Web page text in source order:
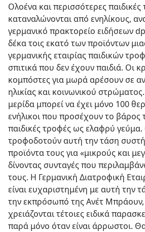
Ολοένα και περισσότερες παιδικές
καταναλώνονται από ενηλίκους,
γερμανικό πρακτορείο ειδήσεων
δέκα τοις εκατό των προϊόντων
γερμανικής εταιρίας παιδικών
σπιτικά που δεν έχουν παιδιά. Οι
κομπόστες για μωρά αρέσουν σε
ηλικίας και κοινωνικού
μερίδα μπορεί να έχει μόνο 100
ενήλικοι που προσέχουν το βάρος
παιδικές τροφές ως ελαφρύ
τροφοδοτούν αυτή την τάση
προϊόντα τους για «μικρούς και
δίνοντας συνταγές που
τους. Η Γερμανική Διατροφική
είναι ευχαριστημένη με αυτή την
την εκπρόσωπό της Ανέτ Μπράουν,
χρειάζονται τέτοιες ειδικά
παρά μόνο όταν είναι άρρωστοι.